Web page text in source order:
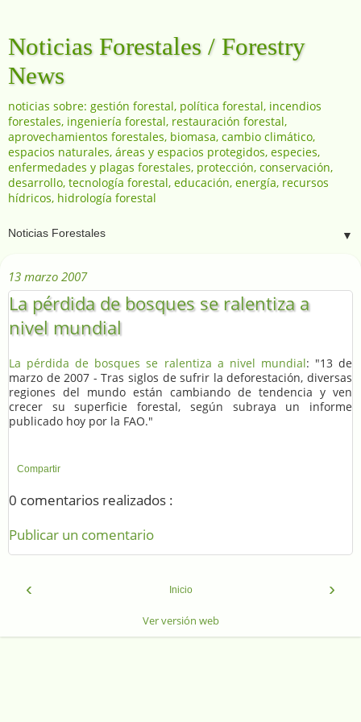
Noticias Forestales / Forestry
News
noticias sobre: gestión forestal, política forestal, incendios
forestales, ingeniería forestal, restauración forestal,
aprovechamientos forestales, biomasa, cambio climático,
espacios naturales, áreas y espacios protegidos, especies,
enfermedades y plagas forestales, protección, conservación,
desarrollo, tecnología forestal, educación, energía, recursos
hídricos, hidrología forestal
▼
13 marzo 2007
La pérdida de bosques se ralentiza a
nivel mundial
La pérdida de bosques se ralentiza a nivel mundial: "13 de
marzo de 2007 - Tras siglos de sufrir la deforestación, diversas
regiones del mundo están cambiando de tendencia y ven
crecer su superficie forestal, según subraya un informe
publicado hoy por la FAO."
Compartir
0 comentarios realizados :
Publicar un comentario
‹ ›
Inicio
Ver versión web